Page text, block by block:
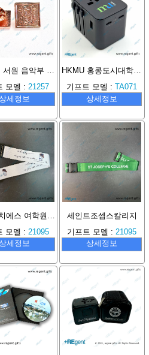
성 요셉 서원 음악부 배지
모델 :21257
세정보
HKMU 홍콩도시대학 맞춤형 여행용 플러그
기프트 모델 :
TA071
상세정보
모델 : 21095
세정보
세인트조셉스칼리지
기프트 모델 : 21095
상세정보